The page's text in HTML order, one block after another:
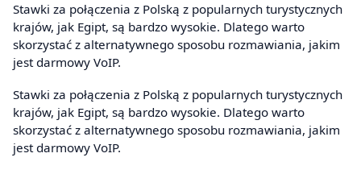
Stawki za połączenia z Polską z popularnych turystycznych
krajów, jak Egipt, są bardzo wysokie. Dlatego warto
skorzystać z alternatywnego sposobu rozmawiania, jakim
jest darmowy VoIP.
Stawki za połączenia z Polską z popularnych turystycznych
krajów, jak Egipt, są bardzo wysokie. Dlatego warto
skorzystać z alternatywnego sposobu rozmawiania, jakim
jest darmowy VoIP.